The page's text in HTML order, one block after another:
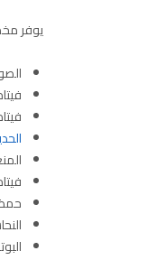
يوفر